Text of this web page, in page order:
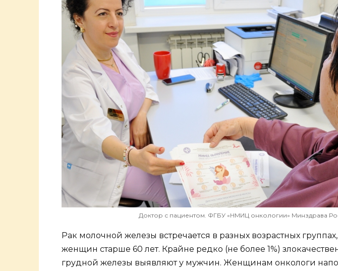
Доктор с пациентом. ФГБУ «НМИЦ онкологии» Минздрава
Рак молочной железы встречается в разных возрастных
женщин старше 60 лет. Крайне редко (не более 1%)
грудной железы выявляют у мужчин. Женщинам онкологи